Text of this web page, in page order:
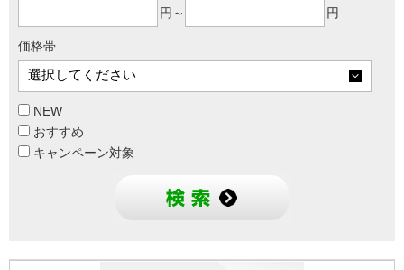
円～
円
価格帯
NEW
おすすめ
キャンペーン対象